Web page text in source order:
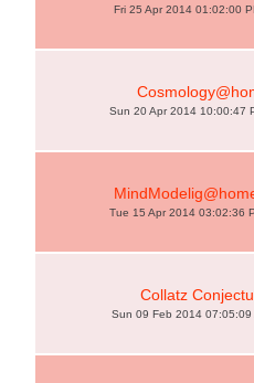
Fri 25 Apr 2014 01:02:00
Sun 20 Apr 2014 10:00:47
Tue 15 Apr 2014 03:02:36
Collatz
Sun 09 Feb 2014 07:05:09